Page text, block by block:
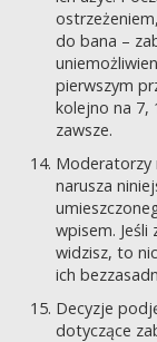
do bana –
pierwszym
kolejno na 7,
zawsze.
Moderatorzy
narusza
wpisem.
widzisz, to
ich
Decyzje
dotyczące